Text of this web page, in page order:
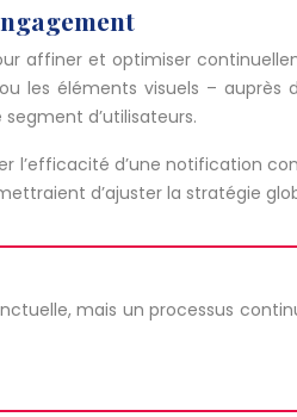
affiner et optimiser
les éléments visuels – auprès
d’utilisateurs.
l’efficacité d’une notification
d’ajuster la stratégie
mais un processus